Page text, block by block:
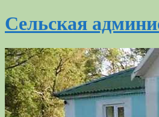
Сельская